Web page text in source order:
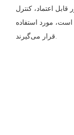
اعتماد، کنترل
مورد استفاده